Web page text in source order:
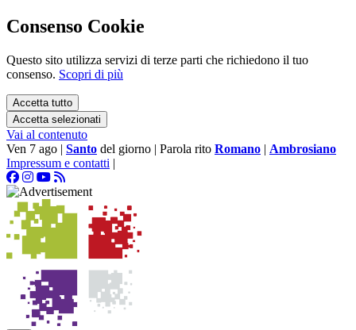
Consenso Cookie
Questo sito utilizza servizi di terze parti che richiedono il tuo
consenso. Scopri di più
Accetta tutto
Accetta selezionati
Vai al contenuto
Ven 7 ago | Santo del giorno | Parola rito Romano | Ambrosiano
Impressum e contatti |